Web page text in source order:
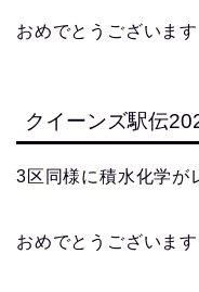
おめでとうございます
クイーンズ駅伝
3区同様に積水化学が
おめでとうございます